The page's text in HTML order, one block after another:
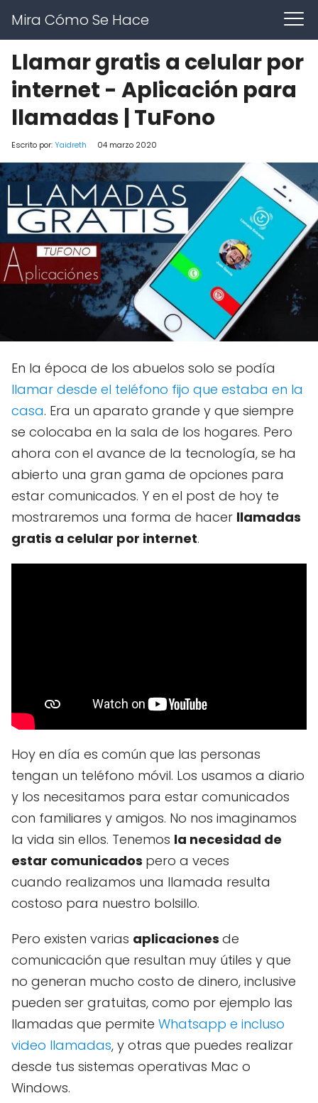
Mira Cómo Se Hace
Llamar gratis a celular por
internet - Aplicación para
llamadas | TuFono
Escrito por:Yaidreth 04 marzo 2020
En la época de los abuelos solo se podía
llamar desde el teléfono fijo que estaba en la
casa. Era un aparato grande y que siempre
se colocaba en la sala de los hogares. Pero
ahora con el avance de la tecnología, se ha
abierto una gran gama de opciones para
estar comunicados. Y en el post de hoy te
mostraremos una forma de hacer llamadas
gratis a celular por internet.
Hoy en día es común que las personas
tengan un teléfono móvil. Los usamos a diario
y los necesitamos para estar comunicados
con familiares y amigos. No nos imaginamos
la vida sin ellos. Tenemos la necesidad de
estar comunicados pero a veces
cuando realizamos una llamada resulta
costoso para nuestro bolsillo.
Pero existen varias aplicaciones de
comunicación que resultan muy útiles y que
no generan mucho costo de dinero, inclusive
pueden ser gratuitas, como por ejemplo las
llamadas que permite Whatsapp e incluso
video llamadas, y otras que puedes realizar
desde tus sistemas operativas Mac o
Windows.